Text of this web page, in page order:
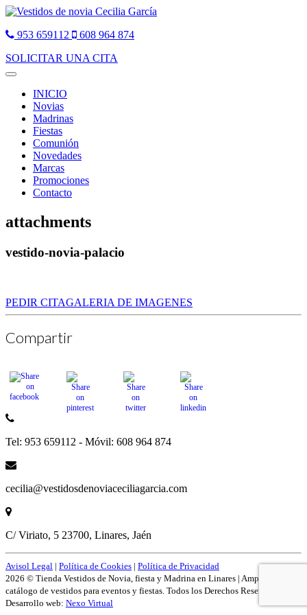
953 659112
608 964 874
SOLICITAR UNA CITA
Toggle
navigationINICIO
Novias
Madrinas
Fiestas
Comunión
Novedades
Marcas
Promociones
Contacto
attachments
vestido-novia-palacio
PEDIR CITAGALERIA DE IMAGENES
Compartir
Tel: 953 659112 - Móvil: 608 964 874
cecilia@vestidosdenoviaceciliagarcia.com
C/ Viriato, 5 23700, Linares, Jaén
Avisol Legal | Política de Cookies | Política de Privacidad
2026 © Tienda Vestidos de Novia, fiesta y Madrina en Linares | Amplío
catálogo de vestidos para eventos y fiestas. Todos los Derechos Reservados.
Desarrollo web: Nexo Virtual